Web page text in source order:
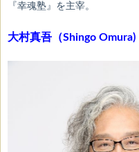
『幸魂塾』を主宰。
大村真吾（Shingo Omura)